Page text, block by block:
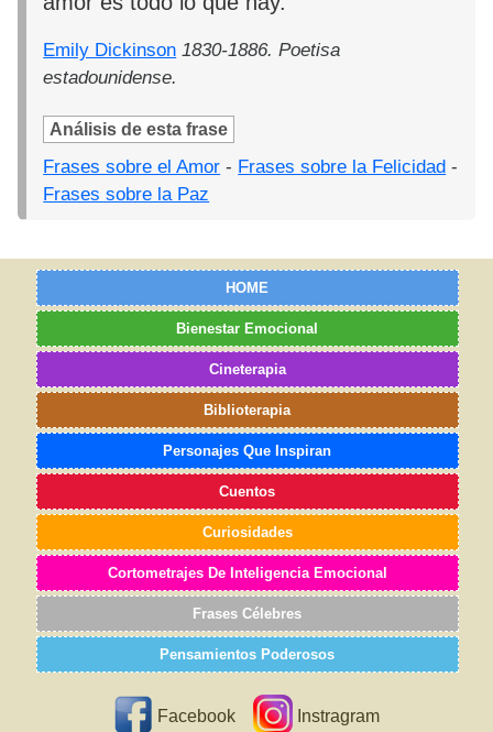
Emily Dickinson 1830-1886. Poetisa
estadounidense.
Análisis de esta frase
Frases sobre el Amor - Frases sobre la Felicidad -
Frases sobre la Paz
HOME
Bienestar Emocional
Cineterapia
Biblioterapia
Personajes Que Inspiran
Cuentos
Curiosidades
Cortometrajes De Inteligencia Emocional
Frases Célebres
Pensamientos Poderosos
Facebook Instragram